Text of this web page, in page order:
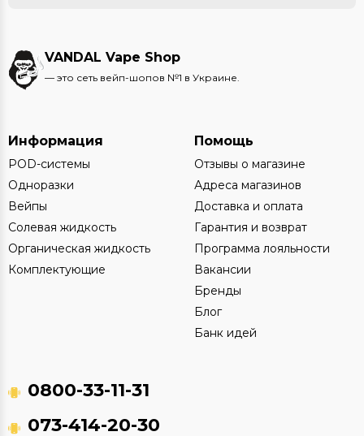
VANDAL Vape Shop
— это сеть вейп-шопов №1 в Украине.
Информация
POD-системы
Одноразки
Вейпы
Солевая жидкость
Органическая жидкость
Комплектующие
Помощь
Отзывы о магазине
Адреса магазинов
Доставка и оплата
Гарантия и возврат
Программа лояльности
Вакансии
Бренды
Блог
Банк идей
0800-33-11-31
073-414-20-30